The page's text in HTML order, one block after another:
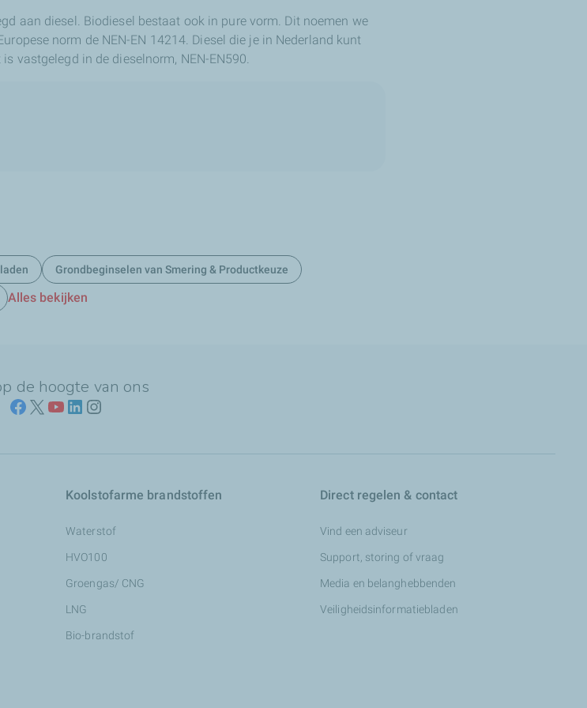
aan diesel. Biodiesel bestaat ook in pure vorm. Dit noemen we
norm de NEN-EN 14214. Diesel die je in Nederland kunt
vastgelegd in de dieselnorm, NEN-EN590.
Grondbeginselen van Smering & Productkeuze
Alles bekijken
de hoogte van ons
Koolstofarme brandstoffen
Waterstof
HVO100
Groengas/ CNG
LNG
Bio-brandstof
Direct regelen & contact
Vind een adviseur
Support, storing of vraag
Media en belanghebbenden
Veiligheidsinformatiebladen